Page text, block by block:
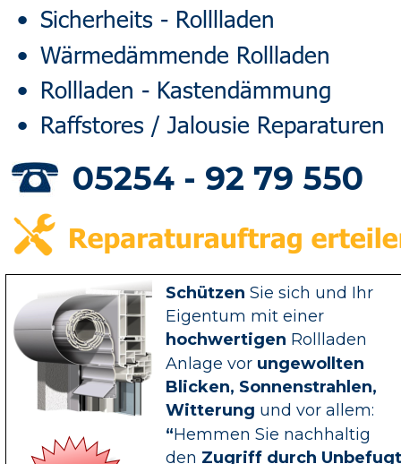
05254 - 92 79 550
Schützen Sie sich und Ihr
Eigentum mit einer
hochwertigen Rollladen
Anlage vor ungewollten
Blicken, Sonnenstrahlen,
Witterung und vor allem:
“Hemmen Sie nachhaltig
den Zugriff durch
• Sicherheits - Rolllladen
• Wärmedämmende Rollladen
• Rollladen - Kastendämmung
• Raffstores / Jalousie Reparaturen